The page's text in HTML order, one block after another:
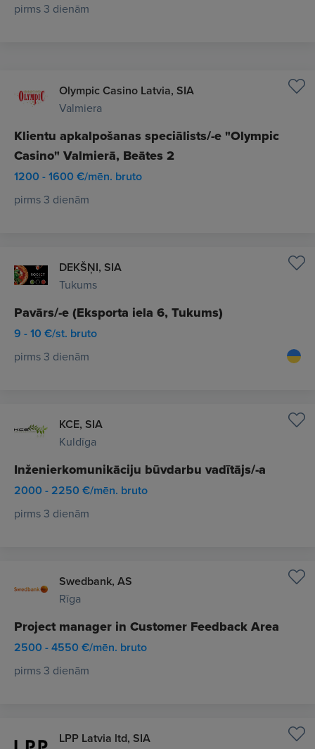
pirms 3 dienām
Olympic Casino Latvia, SIA
Valmiera
Klientu apkalpošanas speciālists/-e "Olympic
Casino" Valmierā, Beātes 2
1200 - 1600 €/mēn. bruto
pirms 3 dienām
DEKŠŅI, SIA
Tukums
Pavārs/-e (Eksporta iela 6, Tukums)
9 - 10 €/st. bruto
pirms 3 dienām
KCE, SIA
Kuldīga
Inženierkomunikāciju būvdarbu vadītājs/-a
2000 - 2250 €/mēn. bruto
pirms 3 dienām
Swedbank, AS
Rīga
Project manager in Customer Feedback Area
2500 - 4550 €/mēn. bruto
pirms 3 dienām
LPP Latvia ltd, SIA